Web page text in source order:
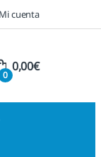
Mi cuenta
0
0,00€